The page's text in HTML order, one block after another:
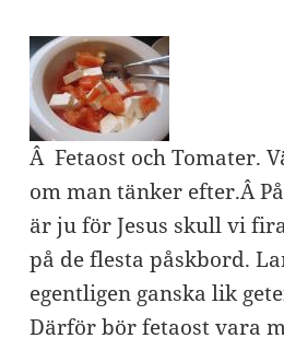
Â Fetaost och Tomater.
om man tänker efter.Â
är ju för Jesus skull vi
på de flesta påskbord.
egentligen ganska lik
Därför bör fetaost vara